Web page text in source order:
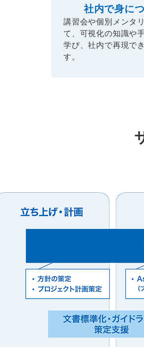
社内で身に
講習会や個別メンタ
て、可視化の知識や
学び、社内で再現で
す。